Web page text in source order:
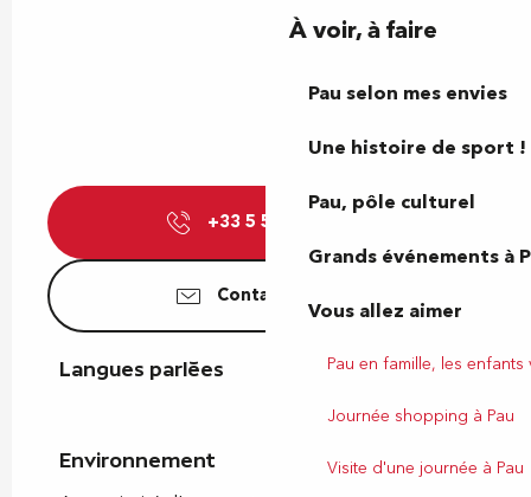
À voir, à faire
Pau selon mes envies
Une histoire de sport !
Pau, pôle culturel
Grands événements à
Vous allez aimer
Pau en famille, les
Journée shopping à Pau
Visite d'une journée à Pau
+33 5 59 68 72
Contactez-nous
Langues parlées
Langues parlées
Environnement
Environnement